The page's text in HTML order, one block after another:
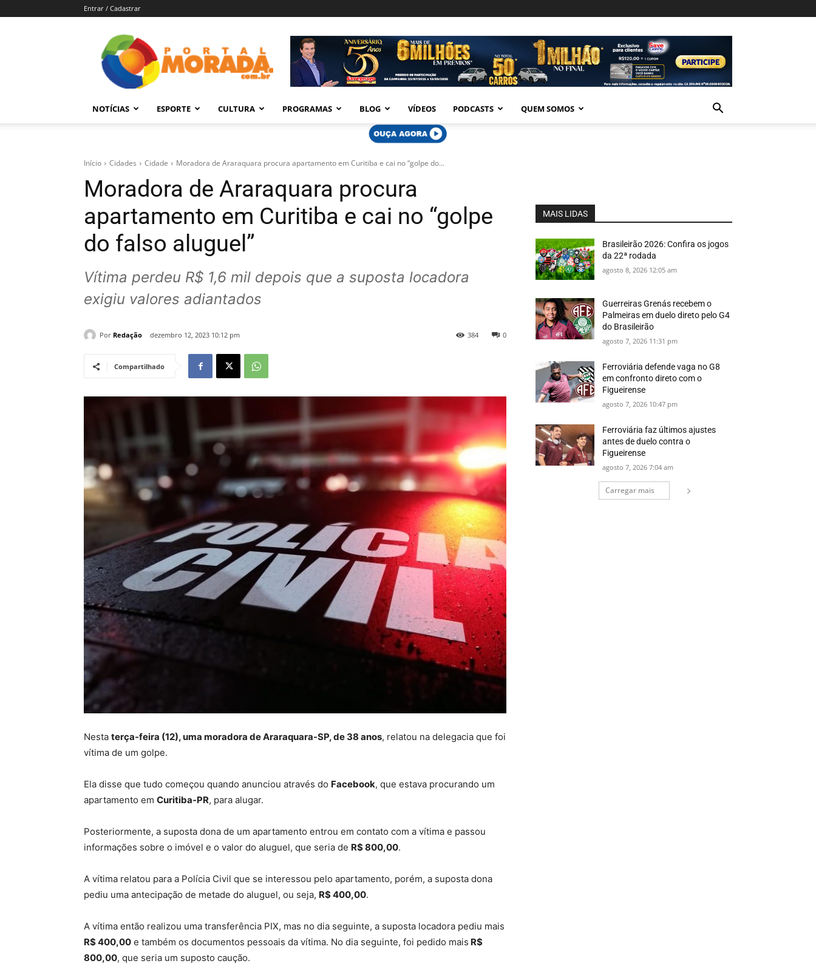
Entrar / Cadastrar
Morada
–
Araraquara
NOTÍCIAS ESPORTE CULTURA PROGRAMAS BLOG VÍDEOS PODCASTS QUEM SOMOS
Início Cidades Cidade Moradora de Araraquara procura apartamento em Curitiba e cai no “golpe do...
Moradora de Araraquara procura
apartamento em Curitiba e cai no “golpe
do falso aluguel”
Vítima perdeu R$ 1,6 mil depois que a suposta locadora
exigiu valores adiantados
Por Redação dezembro 12, 2023 10:12 pm 0
384
Compartilhado
Nesta terça-feira (12), uma moradora de Araraquara-SP, de 38 anos, relatou na delegacia que foi
vítima de um golpe.
Ela disse que tudo começou quando anunciou através do Facebook, que estava procurando um
apartamento em Curitiba-PR, para alugar.
Posteriormente, a suposta dona de um apartamento entrou em contato com a vítima e passou
informações sobre o imóvel e o valor do aluguel, que seria de R$ 800,00.
A vítima relatou para a Polícia Civil que se interessou pelo apartamento, porém, a suposta dona
pediu uma antecipação de metade do aluguel, ou seja, R$ 400,00.
A vítima então realizou uma transferência PIX, mas no dia seguinte, a suposta locadora pediu mais
R$ 400,00 e também os documentos pessoais da vítima. No dia seguinte, foi pedido mais R$
800,00, que seria um suposto caução.
MAIS LIDAS
Brasileirão 2026: Confira os jogos
da 22ª rodada
agosto 8, 2026 12:05 am
Guerreiras Grenás recebem o
Palmeiras em duelo direto pelo G4
do Brasileirão
agosto 7, 2026 11:31 pm
Ferroviária defende vaga no G8
em confronto direto com o
Figueirense
agosto 7, 2026 10:47 pm
Ferroviária faz últimos ajustes
antes de duelo contra o
Figueirense
agosto 7, 2026 7:04 am
Carregar mais